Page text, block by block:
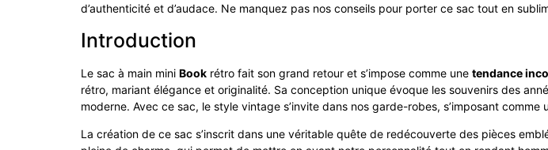
d’authenticité et d’audace. Ne manquez pas nos conseils pour porter ce sac tout en
Introduction
Le sac à main mini Book rétro fait son grand retour et s’impose comme une tendance
rétro, mariant élégance et originalité. Sa conception unique évoque les souvenirs des
moderne. Avec ce sac, le style vintage s’invite dans nos garde-robes, s’imposant
La création de ce sac s’inscrit dans une véritable quête de redécouverte des pièces